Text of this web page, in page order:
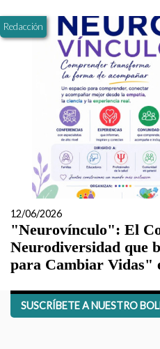
Redacción
12/06/2026
"Neurovínculo": El
Neurodiversidad que
para Cambiar Vidas"
SUSCRÍBETE A NUESTRO